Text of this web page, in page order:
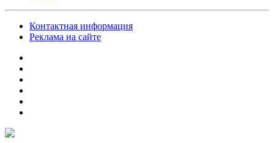
Контактная информация
Реклама на сайте